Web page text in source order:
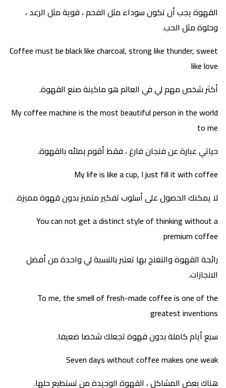
القهوة يجب أن تكون سوداء مثل الفحم ، قوية مثل الرعد ،
وحلوة مثل الحب.
Coffee must be black like charcoal, strong like thunder, sweet
like love
أكثر شخص مهم لي في العالم هو ماكينة صنع القهوة.
My coffee machine is the most beautiful person in the world
to me
حياتي عبارة عن فنجان فارغ ، فقط أقوم بملئه بالقهوة.
My life is like a cup, I just fill it with coffee
لا يمكنك الحصول على أسلوب تفكير متميز بدون قهوة مميزة.
You can not get a distinct style of thinking without a
premium coffee
رائحة القهوة والتغنج بها تعتبر بالنسبة لي واحدة من أفضل
الانجازات.
To me, the smell of fresh-made coffee is one of the
greatest inventions
سبع أيام كاملة بدون قهوة تجعلك شخصا ضعيفا.
Seven days without coffee makes one weak
هناك بعض المشاكل ، القهوة الوحيدة من تستطيع حلها.